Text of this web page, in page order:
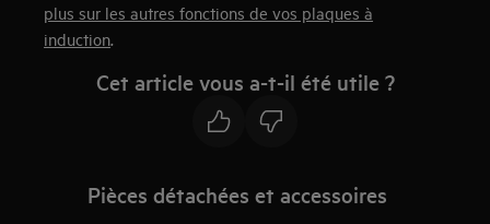
plus sur les autres fonctions de vos plaques à
induction.
Cet article vous a-t-il été utile ?
Pièces détachées et accessoires